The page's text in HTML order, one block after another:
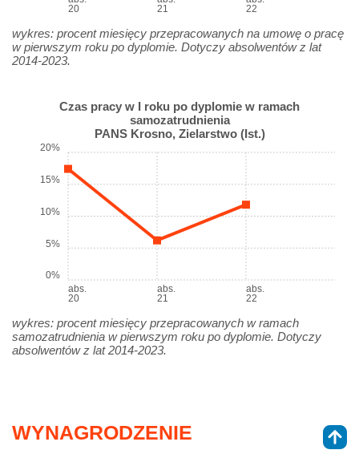
20
21
22
wykres: procent miesięcy przepracowanych na umowę o pracę
w pierwszym roku po dyplomie. Dotyczy absolwentów z lat
2014-2023.
Czas pracy w I roku po dyplomie w ramach
samozatrudnienia
PANS Krosno, Zielarstwo (Ist.)
abs.
20
abs.
21
abs.
22
0%
5%
10%
15%
20%
wykres: procent miesięcy przepracowanych w ramach
samozatrudnienia w pierwszym roku po dyplomie. Dotyczy
absolwentów z lat 2014-2023.
WYNAGRODZENIE